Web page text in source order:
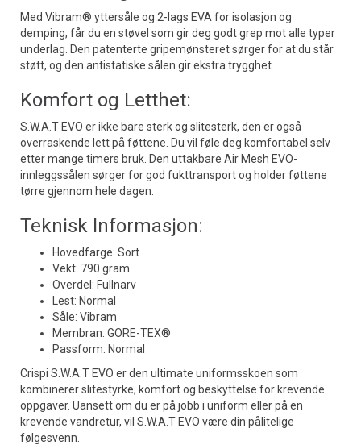
Med Vibram® yttersåle og 2-lags EVA for isolasjon og
demping, får du en støvel som gir deg godt grep mot alle typer
underlag. Den patenterte gripemønsteret sørger for at du står
støtt, og den antistatiske sålen gir ekstra trygghet.
Komfort og Letthet:
S.W.A.T EVO er ikke bare sterk og slitesterk, den er også
overraskende lett på føttene. Du vil føle deg komfortabel selv
etter mange timers bruk. Den uttakbare Air Mesh EVO-
innleggssålen sørger for god fukttransport og holder føttene
tørre gjennom hele dagen.
Teknisk Informasjon:
Hovedfarge: Sort
Vekt: 790 gram
Overdel: Fullnarv
Lest: Normal
Såle: Vibram
Membran: GORE-TEX®
Passform: Normal
Crispi S.W.A.T EVO er den ultimate uniformsskoen som
kombinerer slitestyrke, komfort og beskyttelse for krevende
oppgaver. Uansett om du er på jobb i uniform eller på en
krevende vandretur, vil S.W.A.T EVO være din pålitelige
følgesvenn.